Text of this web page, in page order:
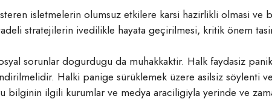
isletmelerin olumsuz etkilere karsi hazirlikli olmasi ve
stratejilerin ivedilikle hayata geçirilmesi, kritik önem
sorunlar dogurdugu da muhakkaktir. Halk faydasiz
Halki panige sürüklemek üzere asilsiz söylenti
bilginin ilgili kurumlar ve medya araciligiyla yerinde ve